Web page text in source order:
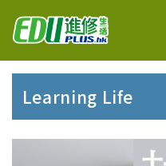
Learning Life